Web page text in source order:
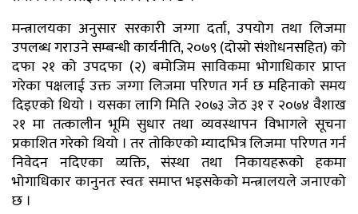
मन्त्रालयका अनुसार सरकारी जग्गा दर्ता, उपयोग तथा लिजमा
उपलब्ध गराउने सम्बन्धी कार्यनीति, २०७९ (दोस्रो संशोधनसहित) को
दफा २१ को उपदफा (२) बमोजिम साविकमा भोगाधिकार प्राप्त
गरेका पक्षलाई उक्त जग्गा लिजमा परिणत गर्न छ महिनाको समय
दिइएको थियो । यसका लागि मिति २०७३ जेठ ३१ र २०७४ वैशाख
२१ मा तत्कालीन भूमि सुधार तथा व्यवस्थापन विभागले सूचना
प्रकाशित गरेको थियो । तर तोकिएको म्यादभित्र लिजमा परिणत गर्न
निवेदन नदिएका व्यक्ति, संस्था तथा निकायहरूको हकमा
भोगाधिकार कानुनतः स्वतः समाप्त भइसकेको मन्त्रालयले जनाएको
छ ।